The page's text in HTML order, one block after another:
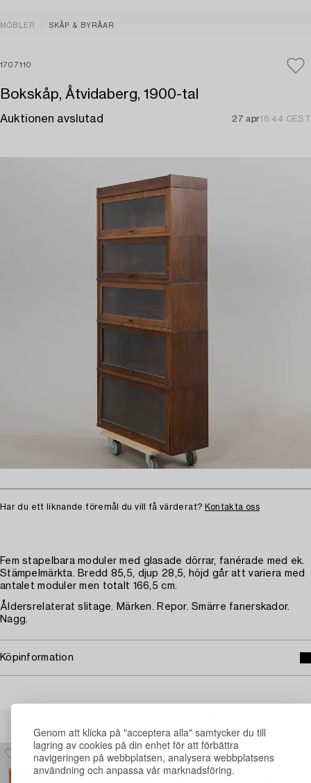
Genom att klicka på "acceptera alla" samtycker du till
lagring av cookies på din enhet för att förbättra
navigeringen på webbplatsen, analysera webbplatsens
användning och anpassa vår marknadsföring.
MÖBLER SKÅP & BYRÅAR
1707110
Bokskåp, Åtvidaberg, 1900-tal
Auktionen avslutad 27 apr16:44 CEST
Har du ett liknande föremål du vill få värderat? Kontakta oss
Fem stapelbara moduler med glasade dörrar, fanérade med ek.
Stämpelmärkta. Bredd 85,5, djup 28,5, höjd går att variera med
antalet moduler men totalt 166,5 cm.
Åldersrelaterat slitage. Märken. Repor. Smärre fanerskador.
Nagg.
Köpinformation